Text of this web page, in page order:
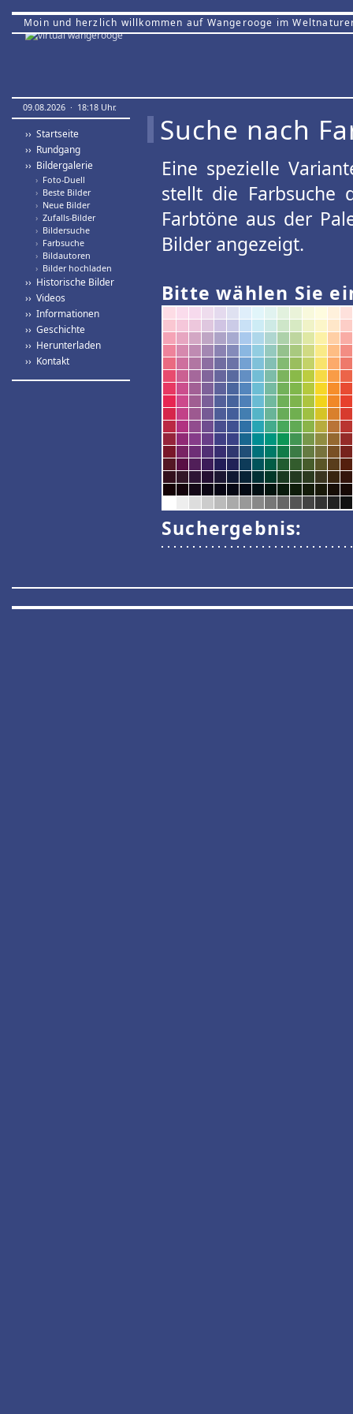
Moin und herzlich willkommen auf Wangerooge im
09.08.2026 · 18:18 Uhr.
›› Startseite
›› Rundgang
›› Bildergalerie
› Foto-Duell
› Beste Bilder
› Neue Bilder
› Zufalls-Bilder
› Bildersuche
› Farbsuche
› Bildautoren
› Bilder hochladen
›› Historische Bilder
›› Videos
›› Informationen
›› Geschichte
›› Herunterladen
›› Kontakt
Suche nach
Eine spezielle
stellt die Farbsuche
Farbtöne aus der
Bilder angezeigt.
Bitte wählen Sie
Suchergebnis: